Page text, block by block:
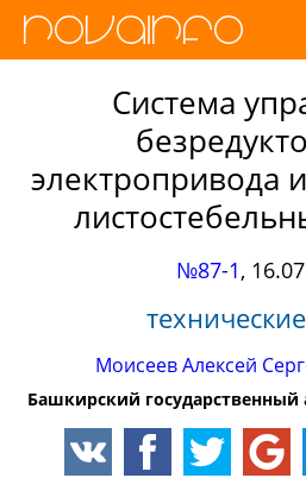
Система
электропривода
№87-1,
Моисеев Алексей
Башкирский государственный